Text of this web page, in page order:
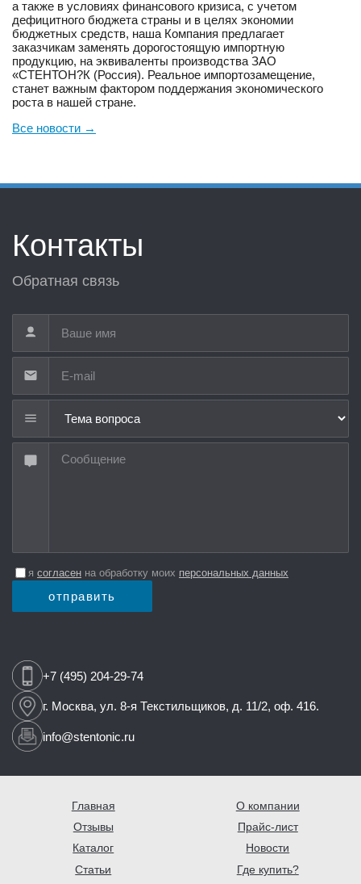
а также в условиях финансового кризиса, с учетом
дефицитного бюджета страны и в целях экономии
бюджетных средств, наша Компания предлагает
заказчикам заменять дорогостоящую импортную
продукцию, на эквиваленты производства ЗАО
«СТЕНТОН?К (Россия). Реальное импортозамещение,
станет важным фактором поддержания экономического
роста в нашей стране.
Все новости →
Контакты
Обратная связь
Тема вопроса
я согласен на обработку моих персональных данных
отправить
+7 (495) 204-29-74
г. Москва, ул. 8-я Текстильщиков, д. 11/2, оф. 416.
info@stentonic.ru
Главная
О компании
Отзывы
Прайс-лист
Каталог
Новости
Статьи
Где купить?